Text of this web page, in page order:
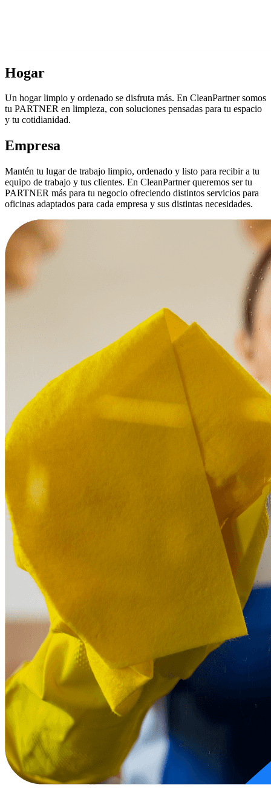
Hogar
Un hogar limpio y ordenado se disfruta más. En CleanPartner somos
tu PARTNER en limpieza, con soluciones pensadas para tu espacio
y tu cotidianidad.
Empresa
Mantén tu lugar de trabajo limpio, ordenado y listo para recibir a tu
equipo de trabajo y tus clientes. En CleanPartner queremos ser tu
PARTNER más para tu negocio ofreciendo distintos servicios para
oficinas adaptados para cada empresa y sus distintas necesidades.